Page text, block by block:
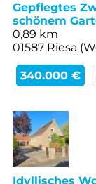
Gepflegtes
schönem
0,89 km
01587 Riesa
340.000 €
Idyllisches